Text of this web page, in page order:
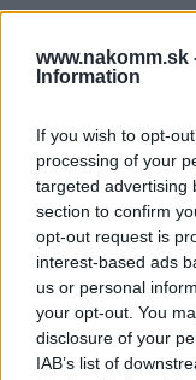
www.nakomm.sk
Information
If you wish to opt-
processing of your
targeted advertising
section to confirm
opt-out request is
interest-based ads
us or personal
your opt-out. You
disclosure of your
IAB’s list of
Súbory na
SK-HU-
Prečo si
Vešiak K2301
Parametre